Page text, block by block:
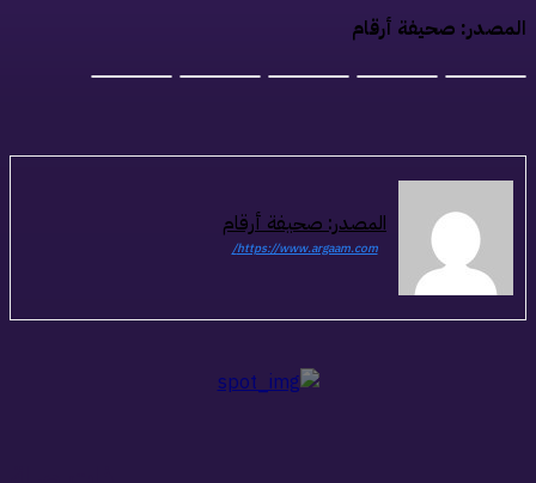
صحيفة أرقام
المصدر: صحيفة أرقام
https://www.argaam.com/